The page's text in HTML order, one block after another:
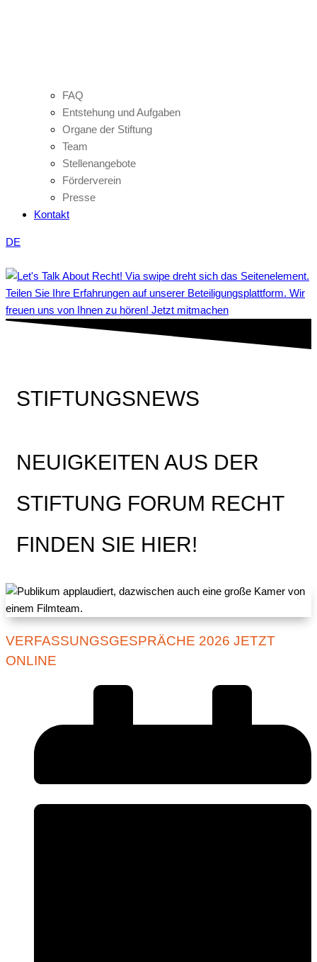
FAQ
Entstehung und Aufgaben
Organe der Stiftung
Team
Stellenangebote
Förderverein
Presse
Kontakt
DE
Teilen Sie Ihre Erfahrungen auf unserer Beteiligungsplattform. Wir
freuen uns von Ihnen zu hören! Jetzt mitmachen
STIFTUNGSNEWS
NEUIGKEITEN AUS DER
STIFTUNG FORUM RECHT
FINDEN SIE HIER!
VERFASSUNGSGESPRÄCHE 2026 JETZT
ONLINE